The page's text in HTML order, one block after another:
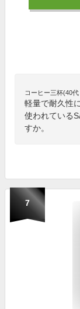
コーヒー三杯(40
軽量で耐久性
使われている
すか。
7